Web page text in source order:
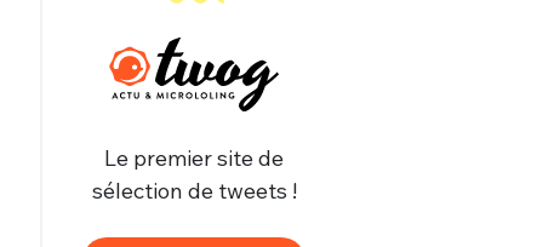
Le premier site de
sélection de tweets !